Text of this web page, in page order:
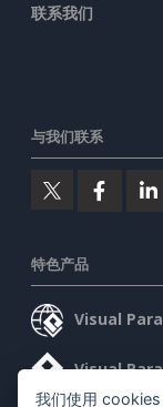
联系我们
与我们联系
特色产品
Visual
Visual
我们使用 cookies